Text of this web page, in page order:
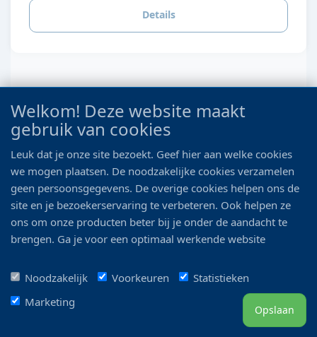
Details
HS AQUA FIRE ROCK S 1- 1,5KG
prijs per steen
Welkom! Deze website maakt
gebruik van cookies
Leuk dat je onze site bezoekt. Geef hier aan welke cookies
we mogen plaatsen. De noodzakelijke cookies verzamelen
geen persoonsgegevens. De overige cookies helpen ons de
site en je bezoekerservaring te verbeteren. Ook helpen ze
ons om onze producten beter bij je onder de aandacht te
brengen. Ga je voor een optimaal werkende website
Noodzakelijk
Voorkeuren
Statistieken
Marketing
Opslaan